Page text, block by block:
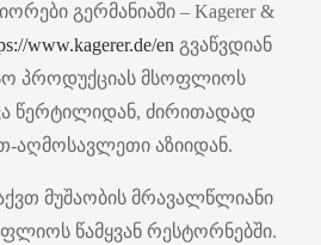
გერმანიაში – Kagerer &
www.kagerer.de/en გვაწვდიან
პროდუქციას მსოფლიოს
წერტილიდან, ძირითადად
აღმოსავლეთი აზიიდან.
მუშაობის მრავალწლიანი
წამყვან რესტორნებში.